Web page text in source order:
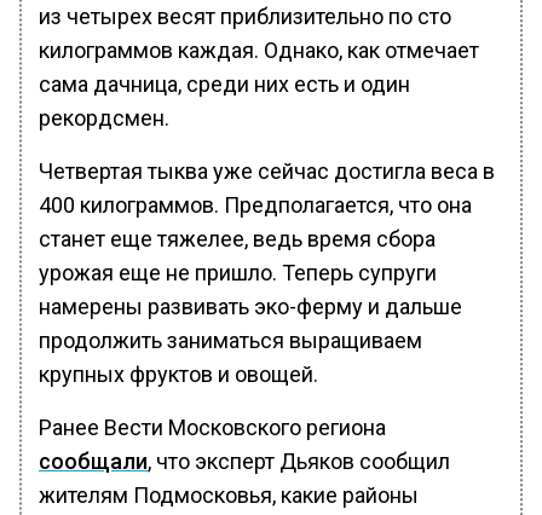
из четырех весят приблизительно по сто
килограммов каждая. Однако, как отмечает
сама дачница, среди них есть и один
рекордсмен.
Четвертая тыква уже сейчас достигла веса в
400 килограммов. Предполагается, что она
станет еще тяжелее, ведь время сбора
урожая еще не пришло. Теперь супруги
намерены развивать эко-ферму и дальше
продолжить заниматься выращиваем
крупных фруктов и овощей.
Ранее Вести Московского региона
сообщали, что эксперт Дьяков сообщил
жителям Подмосковья, какие районы